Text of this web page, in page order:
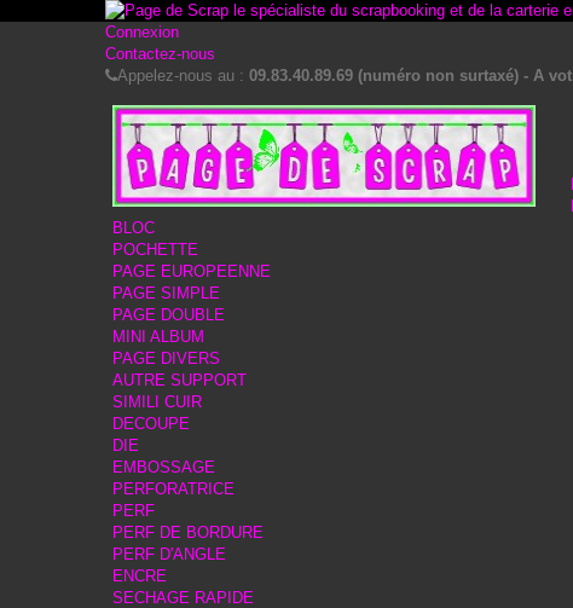
Connexion
Contactez-nous
Appelez-nous au : 09.83.40.89.69 (numéro non surtaxé) - A
BLOC
POCHETTE
PAGE EUROPEENNE
PAGE SIMPLE
PAGE DOUBLE
MINI ALBUM
PAGE DIVERS
AUTRE SUPPORT
SIMILI CUIR
DECOUPE
DIE
EMBOSSAGE
PERFORATRICE
PERF
PERF DE BORDURE
PERF D'ANGLE
ENCRE
SECHAGE RAPIDE